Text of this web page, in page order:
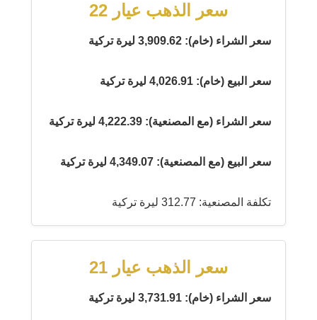
سعر الذهب عيار 22
سعر الشراء (خام): 3,909.62 ليرة تركية
سعر البيع (خام): 4,026.91 ليرة تركية
سعر الشراء (مع المصنعية): 4,222.39 ليرة تركية
سعر البيع (مع المصنعية): 4,349.07 ليرة تركية
تكلفة المصنعية: 312.77 ليرة تركية
سعر الذهب عيار 21
سعر الشراء (خام): 3,731.91 ليرة تركية